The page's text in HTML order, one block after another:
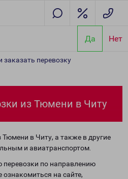
Да Нет
заказать перевозку
из Тюмени в Читу
в Читу, а также в другие
и авиатранспортом.
по направлению
на сайте,